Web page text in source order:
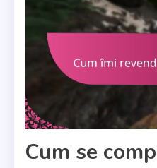
Cum se